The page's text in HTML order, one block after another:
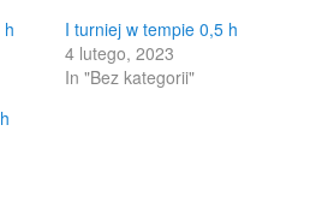
I turniej w tempie 0,5 h
4 lutego, 2023
In "Bez kategorii"